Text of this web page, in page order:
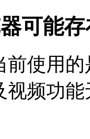
可能
前使用
视频功